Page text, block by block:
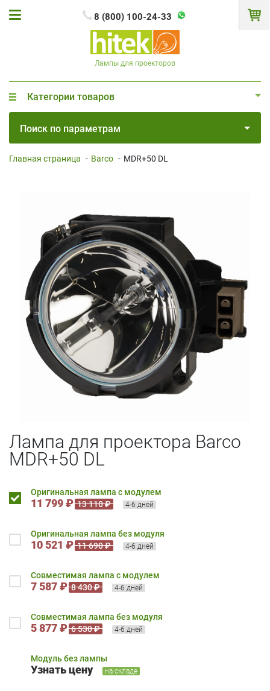
8 (800) 100-24-33
Лампы для проекторов
Категории товаров
Поиск по параметрам
Главная страница - Barco - MDR+50 DL
Лампа для проектора Barco
MDR+50 DL
Оригинальная лампа с модулем
11 799 ₽ 13 110 ₽ 4-6 дней
Оригинальная лампа без модуля
10 521 ₽ 11 690 ₽ 4-6 дней
Совместимая лампа с модулем
7 587 ₽ 8 430 ₽ 4-6 дней
Совместимая лампа без модуля
5 877 ₽ 6 530 ₽ 4-6 дней
Модуль без лампы
Узнать цену на складе